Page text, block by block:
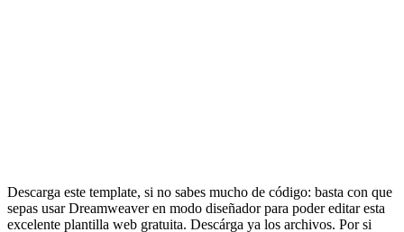
Descarga este template, si no sabes mucho de código: basta con que
sepas usar Dreamweaver en modo diseñador para poder editar esta
excelente plantilla web gratuita. Descárga ya los archivos. Por si